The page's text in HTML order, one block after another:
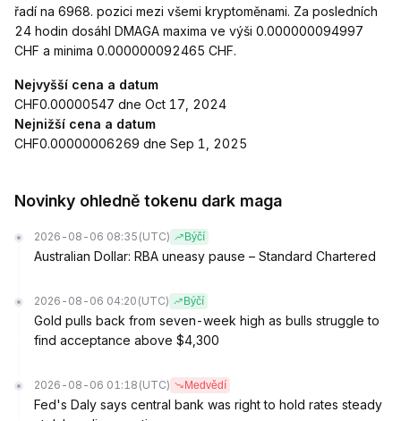
řadí na 6968. pozici mezi všemi kryptoměnami. Za posledních
24 hodin dosáhl DMAGA maxima ve výši 0.000000094997
CHF a minima 0.000000092465 CHF.
Nejvyšší cena a datum
CHF0.00000547 dne Oct 17, 2024
Nejnižší cena a datum
CHF0.00000006269 dne Sep 1, 2025
Novinky ohledně tokenu dark maga
2026-08-06 08:35 (UTC) Býčí
Australian Dollar: RBA uneasy pause – Standard Chartered
2026-08-06 04:20 (UTC) Býčí
Gold pulls back from seven-week high as bulls struggle to
find acceptance above $4,300
2026-08-06 01:18 (UTC) Medvědí
Fed's Daly says central bank was right to hold rates steady